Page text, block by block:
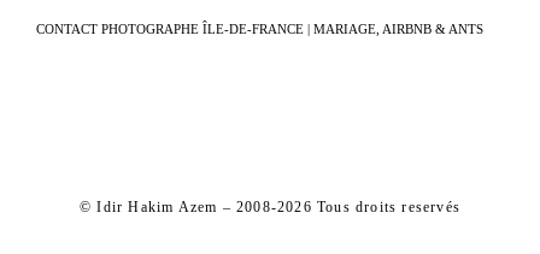
CONTACT PHOTOGRAPHE ÎLE-DE-FRANCE | MARIAGE, AIRBNB & ANTS
© Idir Hakim Azem – 2008-2026 Tous droits reservés